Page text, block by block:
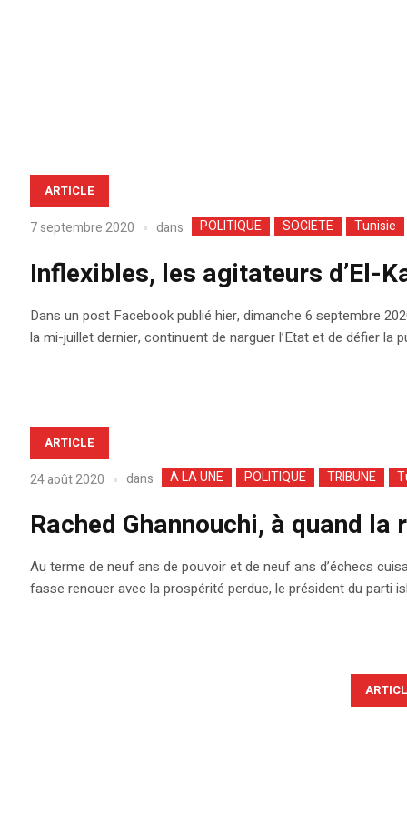
ARTICLE
7 septembre 2020 dans POLITIQUE SOCIETE Tunisie
Inflexibles, les agitateurs d’El-
Dans un post Facebook publié hier, dimanche 6 septembre
la mi-juillet dernier, continuent de narguer l’Etat et de défier la
ARTICLE
24 août 2020 dans A LA UNE POLITIQUE TRIBUNE
Rached Ghannouchi, à quand la
Au terme de neuf ans de pouvoir et de neuf ans d’échecs
fasse renouer avec la prospérité perdue, le président du parti